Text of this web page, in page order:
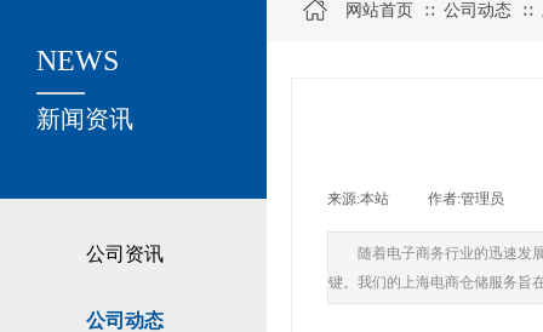
公司资讯
公司动态
关于我们
新闻资讯
NEWS
网站首页 ∷ 公司动态 ∷
来源:本站 作者:管理员
随着电子商务行业的迅速发
键。我们的上海电商仓储服务旨